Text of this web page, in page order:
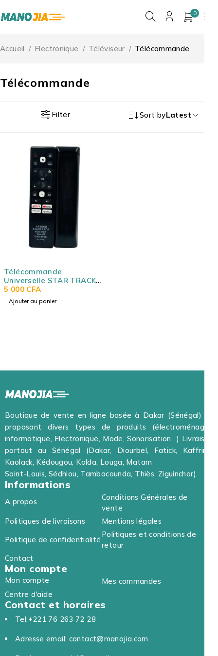
0
Télécommande
Accueil / Electronique / Téléviseur / Télécommande
Filter Sort byLatest
Télécommande
Universelle STAR TRACK
RS-650C
5 000 CFA
Ajouter au panier
Boutique de vente en ligne basée à Dakar (Sénégal) et
proposant divers types de produits (électroménager,
informatique, Electronique, Mode, Sonorisation…) Livraison
partout au Sénégal (Dakar, Diourbel, Fatick, Kaffrine,
Kaolack, Kédougou, Kolda, Louga, Matam
Saint-Louis, Sédhiou, Tambacounda, Thiès, Ziguinchor).
Informations
A propos
Conditions Générales de
vente
Politiques de livraisons
Mentions légales
Politique de confidentialité
Politiques et conditions de
retour
Contact
Mon compte
Mon compte
Mes commandes
Centre d'aide
Contact et horaires
Tel:+221 76 263 72 28
Adresse email: contact@manojia.com